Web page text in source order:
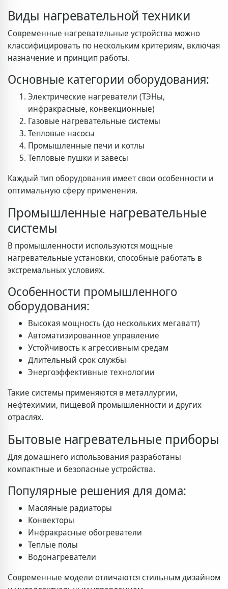
Виды нагревательной техники
Современные нагревательные устройства можно
классифицировать по нескольким критериям, включая
назначение и принцип работы.
Основные категории оборудования:
Электрические нагреватели (ТЭНы,
инфракрасные, конвекционные)
Газовые нагревательные системы
Тепловые насосы
Промышленные печи и котлы
Тепловые пушки и завесы
Каждый тип оборудования имеет свои особенности и
оптимальную сферу применения.
Промышленные нагревательные
системы
В промышленности используются мощные
нагревательные установки, способные работать в
экстремальных условиях.
Особенности промышленного
оборудования:
Высокая мощность (до нескольких мегаватт)
Автоматизированное управление
Устойчивость к агрессивным средам
Длительный срок службы
Энергоэффективные технологии
Такие системы применяются в металлургии,
нефтехимии, пищевой промышленности и других
отраслях.
Бытовые нагревательные приборы
Для домашнего использования разработаны
компактные и безопасные устройства.
Популярные решения для дома:
Масляные радиаторы
Конвекторы
Инфракрасные обогреватели
Теплые полы
Водонагреватели
Современные модели отличаются стильным дизайном